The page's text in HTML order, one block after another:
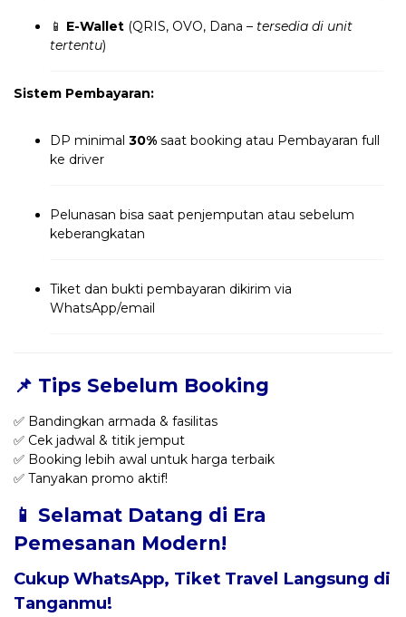
📱 E-Wallet (QRIS, OVO, Dana – tersedia di unit
tertentu)
Sistem Pembayaran:
DP minimal 30% saat booking atau Pembayaran full
ke driver
Pelunasan bisa saat penjemputan atau sebelum
keberangkatan
Tiket dan bukti pembayaran dikirim via
WhatsApp/email
📌 Tips Sebelum Booking
✅ Bandingkan armada & fasilitas
✅ Cek jadwal & titik jemput
✅ Booking lebih awal untuk harga terbaik
✅ Tanyakan promo aktif!
📱 Selamat Datang di Era
Pemesanan Modern!
Cukup WhatsApp, Tiket Travel Langsung di
Tanganmu!